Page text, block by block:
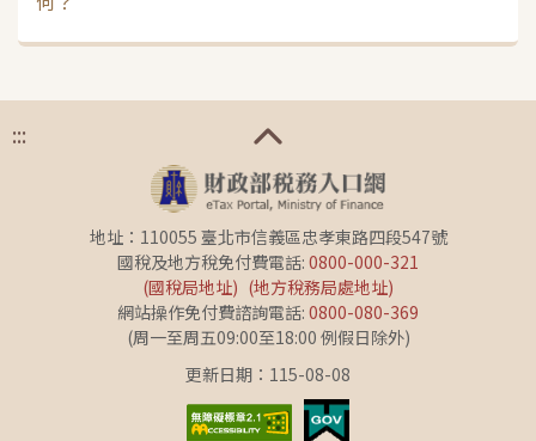
:::
地址：110055 臺北市信義區忠孝東路四段547號
國稅及地方稅免付費電話: 0800-000-321
(國稅局地址) (地方稅務局處地址)
網站操作免付費諮詢電話: 0800-080-369
(周一至周五09:00至18:00 例假日除外)
更新日期：115-08-08